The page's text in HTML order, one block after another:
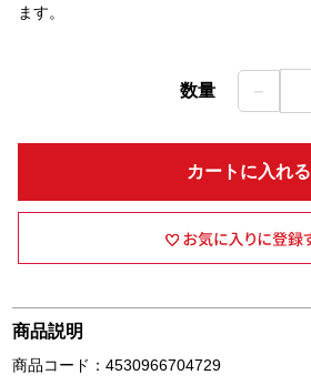
ます。
数量 －
カートに入れる
商品説明
商品コード：4530966704729